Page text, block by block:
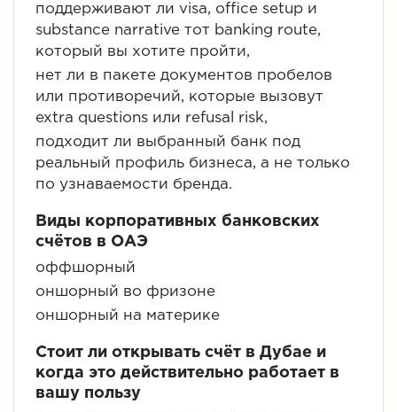
поддерживают ли visa, office setup и
substance narrative тот banking route,
который вы хотите пройти,
нет ли в пакете документов пробелов
или противоречий, которые вызовут
extra questions или refusal risk,
подходит ли выбранный банк под
реальный профиль бизнеса, а не только
по узнаваемости бренда.
Виды корпоративных банковских
счётов в ОАЭ
оффшорный
оншорный во фризоне
оншорный на материке
Стоит ли открывать счёт в Дубае и
когда это действительно работает в
вашу пользу